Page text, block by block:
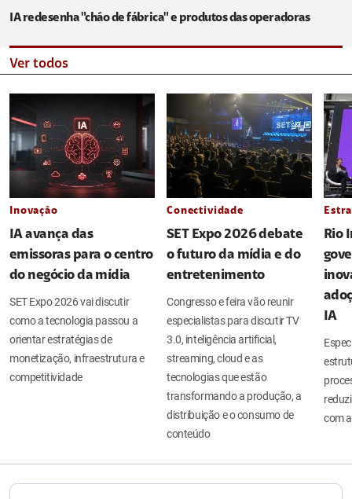
IA redesenha "chão de fábrica" e produtos das operadoras
Ver todos
Inovação
IA avança das
emissoras para o centro
do negócio da mídia
SET Expo 2026 vai discutir
como a tecnologia passou a
orientar estratégias de
monetização, infraestrutura e
competitividade
Conectividade
SET Expo 2026 debate
o futuro da mídia e do
entretenimento
Congresso e feira vão reunir
especialistas para discutir TV
3.0, inteligência artificial,
streaming, cloud e as
tecnologias que estão
transformando a produção, a
distribuição e o consumo de
conteúdo
Rio
IA
com